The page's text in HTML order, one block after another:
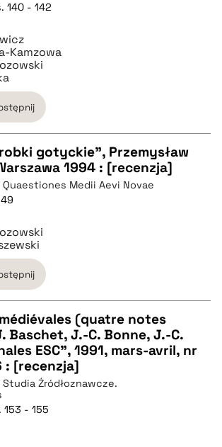
140 - 142
Kamzowa
gotyckie", Przemysław
1994 : [recenzja]
Quaestiones Medii Aevi Novae
(quatre notes
Baschet, J.-C. Bonne, J.-C.
ESC", 1991, mars-avril, nr
: [recenzja]
Studia Źródłoznawcze.
153 - 155